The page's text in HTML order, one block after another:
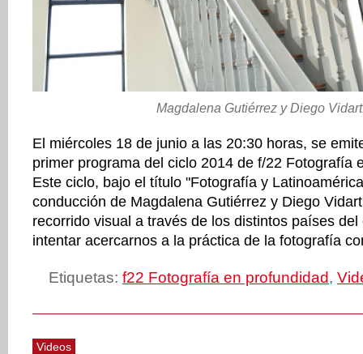
Magdalena Gutiérrez y Diego
El miércoles 18 de junio a las 20:30 horas, se
primer programa del ciclo 2014 de f/22 Fotografía
Este ciclo, bajo el título "Fotografía y
conducción de Magdalena Gutiérrez y Diego
recorrido visual a través de los distintos países
intentar acercarnos a la práctica de la fotografía
Etiquetas: f22 Fotografía en profundidad,
Videos